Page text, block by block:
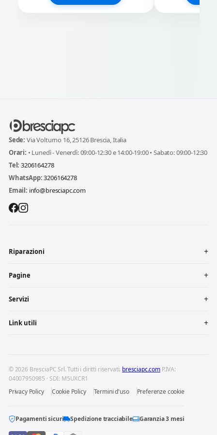
Sede: Via Volturno 16, 25126 Brescia, Italia
Orari: • Lunedì - Venerdì: 09:00-12:30 e 14:00-19:00 • Sabato: 09:00-12:30
Tel: 3206164278
WhatsApp:3206164278
Email: info@bresciapc.com
Riparazioni
Pagine
Servizi
Link utili
© 2026 BresciaPC Srl. Tutti i diritti riservati. bresciapc.com P.IVA:
04007950985 · SDI: M5UXCR1
Privacy Policy
Cookie Policy Termini d'uso Preferenze cookie
Pagamenti sicuri Spedizione tracciabile Garanzia 3 mesi